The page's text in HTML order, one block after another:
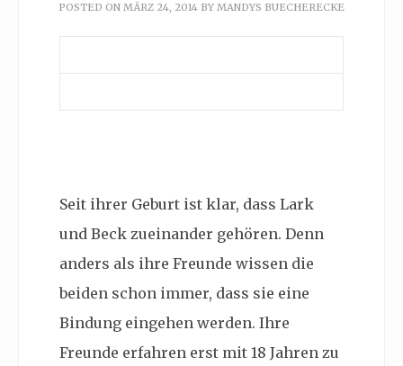
POSTED ON MÄRZ 24, 2014 BY MANDYS BUECHERECKE
Seit ihrer Geburt ist klar, dass Lark
und Beck zueinander gehören. Denn
anders als ihre Freunde wissen die
beiden schon immer, dass sie eine
Bindung eingehen werden. Ihre
Freunde erfahren erst mit 18 Jahren zu